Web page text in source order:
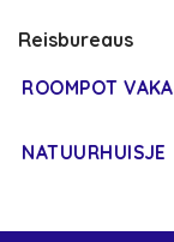
Reisbureaus
ROOMPOT
NATUURHUISJE